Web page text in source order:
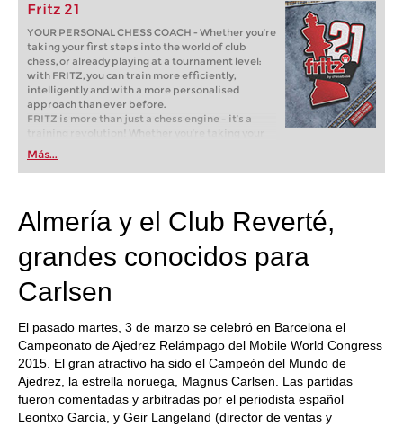
Fritz 21
YOUR PERSONAL CHESS COACH - Whether you’re
taking your first steps into the world of club
chess, or already playing at a tournament level:
with FRITZ, you can train more efficiently,
intelligently and with a more personalised
approach than ever before.
FRITZ is more than just a chess engine – it’s a
training revolution! Whether you’re taking your
first steps into the world of club chess, or already
playing at a tournament level: with FRITZ, you can
train more efficiently, intelligently and with a
Más...
Almería y el Club Reverté,
grandes conocidos para
Carlsen
El pasado martes, 3 de marzo se celebró en Barcelona el
Campeonato de Ajedrez Relámpago del Mobile World Congress
2015. El gran atractivo ha sido el Campeón del Mundo de
Ajedrez, la estrella noruega, Magnus Carlsen. Las partidas
fueron comentadas y arbitradas por el periodista español
Leontxo García, y Geir Langeland (director de ventas y